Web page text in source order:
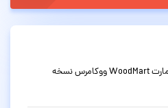
قالب فروشگاهی چندمنظوره وودمارت WoodMart ووکامرس نسخه